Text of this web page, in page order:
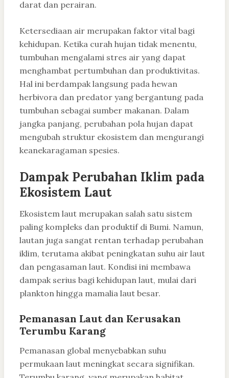
darat dan perairan.
Ketersediaan air merupakan faktor vital bagi
kehidupan. Ketika curah hujan tidak menentu,
tumbuhan mengalami stres air yang dapat
menghambat pertumbuhan dan produktivitas.
Hal ini berdampak langsung pada hewan
herbivora dan predator yang bergantung pada
tumbuhan sebagai sumber makanan. Dalam
jangka panjang, perubahan pola hujan dapat
mengubah struktur ekosistem dan mengurangi
keanekaragaman spesies.
Dampak Perubahan Iklim pada
Ekosistem Laut
Ekosistem laut merupakan salah satu sistem
paling kompleks dan produktif di Bumi. Namun,
lautan juga sangat rentan terhadap perubahan
iklim, terutama akibat peningkatan suhu air laut
dan pengasaman laut. Kondisi ini membawa
dampak serius bagi kehidupan laut, mulai dari
plankton hingga mamalia laut besar.
Pemanasan Laut dan Kerusakan
Terumbu Karang
Pemanasan global menyebabkan suhu
permukaan laut meningkat secara signifikan.